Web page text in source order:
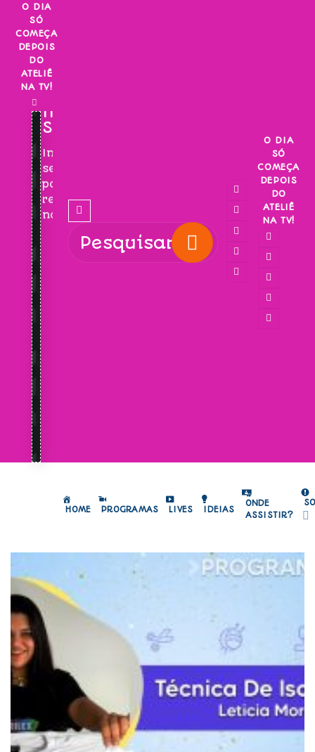
Skip
content
O DIA
SÓ
COMEÇA
DEPOIS
DO
ATELIÊ
NA TV!
INSCREVA-
SE!
Inscreva-
se
para
receber
novidades!
O DIA
SÓ
COMEÇA
DEPOIS
DO
ATELIÊ
NA TV!
HOME PROGRAMAS LIVES IDEIAS
ONDE
ASSISTIR?